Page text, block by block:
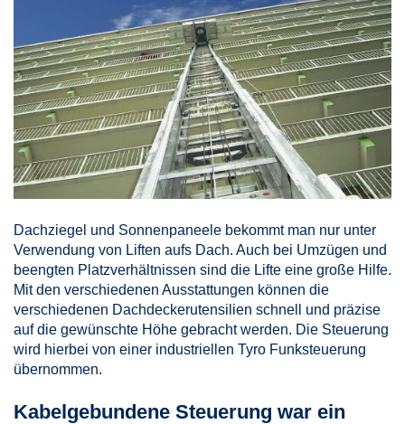
Dachziegel und Sonnenpaneele bekommt man nur unter
Verwendung von Liften aufs Dach. Auch bei Umzügen und
beengten Platzverhältnissen sind die Lifte eine große Hilfe.
Mit den verschiedenen Ausstattungen können die
verschiedenen Dachdeckerutensilien schnell und präzise
auf die gewünschte Höhe gebracht werden. Die Steuerung
wird hierbei von einer industriellen Tyro Funksteuerung
übernommen.
Kabelgebundene Steuerung war ein